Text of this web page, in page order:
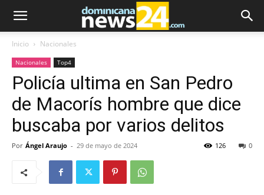
Inicio Nacionales
Nacionales Top4
Policía ultima en San Pedro
de Macorís hombre que dice
buscaba por varios delitos
Por Ángel Araujo - 29 de mayo de 2024 0
126